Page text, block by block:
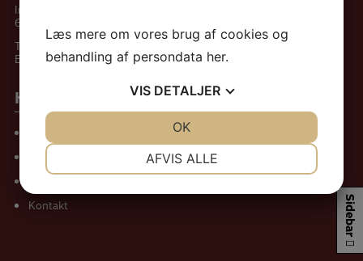
Sidebar
Industrivej 19
6870 Ølgod
Tlf.:
E-mail:
Send sikker mail her
Hurtige genveje
Om os
Kontakt
Læs mere om vores brug af cookies og
behandling af persondata her.
VIS DETALJER
AFVIS ALLE
OK